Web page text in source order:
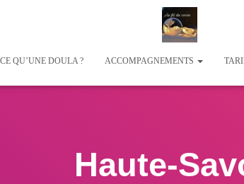
QU’UNE DOULA ? ACCOMPAGNEMENTS
Haute-